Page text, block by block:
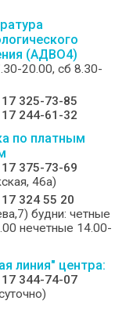
(АДВО4)
20.00, сб 8.30-
325-73-85
244-61-32
по платным
375-73-69
46а)
324 55 20
будни: четные
нечетные 14.00-
линия" центра:
344-74-07